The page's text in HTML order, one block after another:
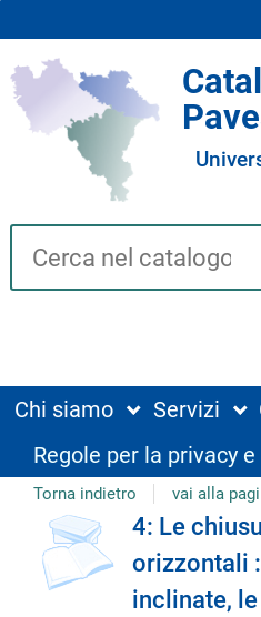
Cerca su "Catalogo"
Chi siamo Servizi
Regole per la privacy
Torna indietro vai alla
Dettaglio
del
4: Le
orizzontali
inclinate,